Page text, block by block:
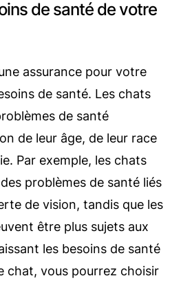
de santé de votre
assurance pour votre
de santé. Les chats
de santé
de leur âge, de leur race
Par exemple, les chats
problèmes de santé liés
de vision, tandis que les
être plus sujets aux
les besoins de santé
chat, vous pourrez choisir